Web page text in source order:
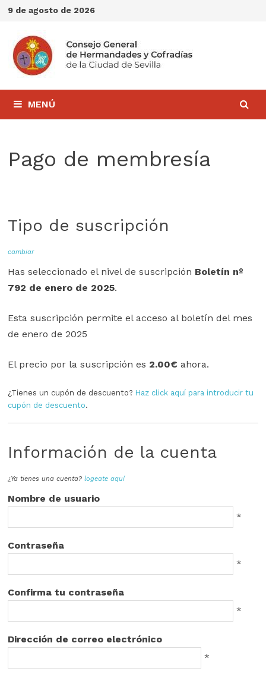
Saltar
contenido
9 de agosto de 2026
MENÚ
Pago de membresía
Tipo de suscripción
cambiar
Has seleccionado el nivel de suscripción Boletín nº
792 de enero de 2025.
Esta suscripción permite el acceso al boletín del mes
de enero de 2025
El precio por la suscripción es 2.00€ahora.
¿Tienes un cupón de descuento? Haz click aquí para introducir tu
cupón de descuento.
Información de la cuenta
¿Ya tienes una cuenta? logeate aquí
Nombre de usuario
*
Contraseña
*
Confirma tu contraseña
*
Dirección de correo electrónico
*